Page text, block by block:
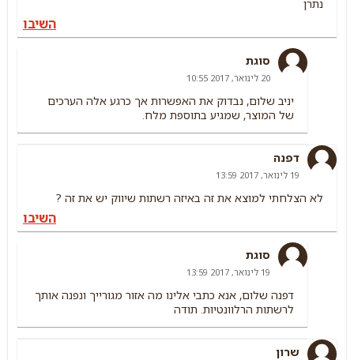
נתרן
השיבו
סוגת
20 לינואר, 2017 10:55
יניב שלום, נבדוק את האפשרות אך כרגע אלה הערכים
של המוצר, שמגיע בתוספת מלח.
דפנה
19 לינואר, 2017 13:59
לא הצלחתי למוצא את זה באיזה רשתות שיווק יש את זה ?
השיבו
סוגת
19 לינואר, 2017 13:59
דפנה שלום, אנא כתבי אלינו מה אזור מגורייך ונפנה אותך
לרשתות הרלוונטיות. תודה
שרון